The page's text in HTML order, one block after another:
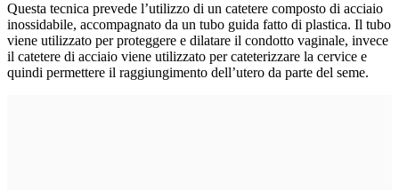
Questa tecnica prevede l’utilizzo di un catetere composto di acciaio
inossidabile, accompagnato da un tubo guida fatto di plastica. Il tubo
viene utilizzato per proteggere e dilatare il condotto vaginale, invece
il catetere di acciaio viene utilizzato per cateterizzare la cervice e
quindi permettere il raggiungimento dell’utero da parte del seme.